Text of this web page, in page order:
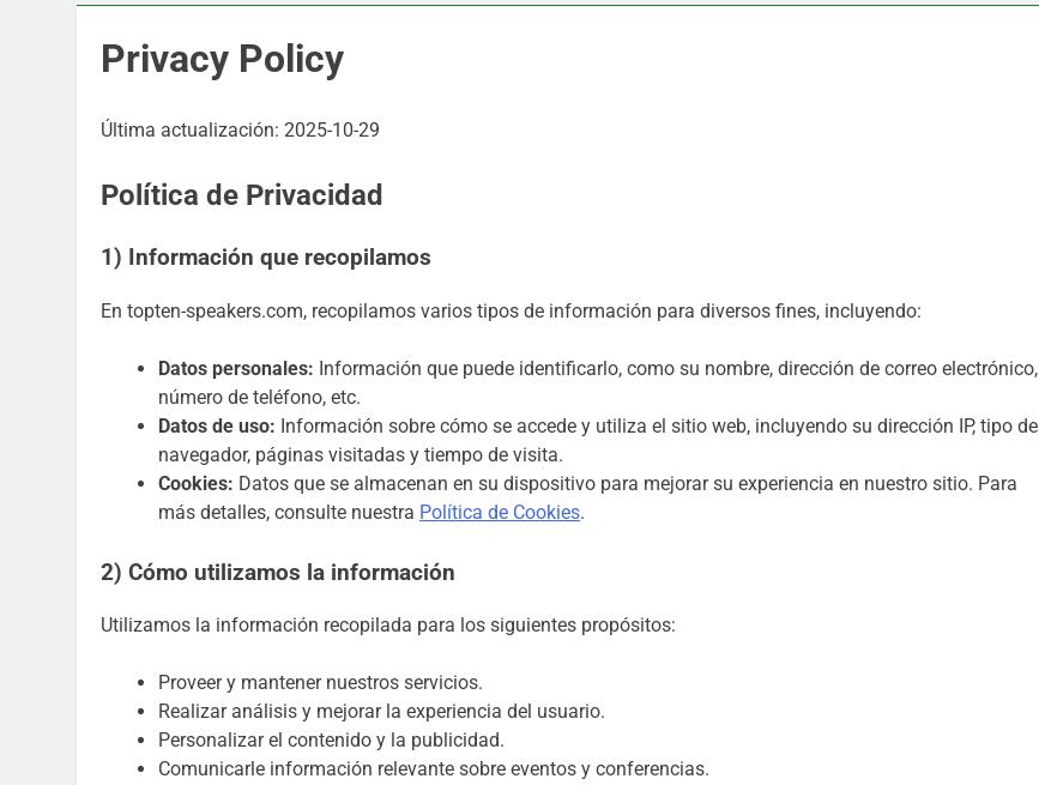
Privacy Policy
Última actualización: 2025-10-29
Política de Privacidad
1) Información que recopilamos
En topten-speakers.com, recopilamos varios tipos de información para diversos fines, incluyendo:
Datos personales: Información que puede identificarlo, como su nombre, dirección de correo electrónico,
número de teléfono, etc.
Datos de uso: Información sobre cómo se accede y utiliza el sitio web, incluyendo su dirección IP, tipo de
navegador, páginas visitadas y tiempo de visita.
Cookies: Datos que se almacenan en su dispositivo para mejorar su experiencia en nuestro sitio. Para
más detalles, consulte nuestra Política de Cookies.
2) Cómo utilizamos la información
Utilizamos la información recopilada para los siguientes propósitos:
Proveer y mantener nuestros servicios.
Realizar análisis y mejorar la experiencia del usuario.
Personalizar el contenido y la publicidad.
Comunicarle información relevante sobre eventos y conferencias.